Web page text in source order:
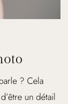
? Cela
un détail